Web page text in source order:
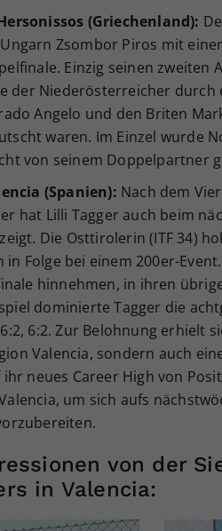
(Griechenland):
Zsombor Piros mit
Einzig seinen zweiten
der Niederösterreicher durch
Angelo und den Briten
waren. Im Einzel wurde
von seinem Doppelpartner
(Spanien): Nach dem
hat Lilli Tagger auch beim
Die Osttirolerin (ITF 34)
Folge bei einem 200er-
hinnehmen, in ihren
dominierte Tagger die
6:2. Zur Belohnung erhielt
Valencia, sondern auch
neues Career High von
um sich aufs
von der
in Valencia: